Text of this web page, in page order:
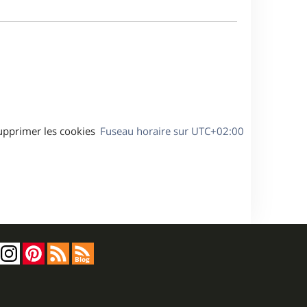
Fuseau horaire sur UTC+02:00
les cookies